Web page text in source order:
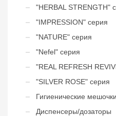
"HERBAL STRENGTH"
"IMPRESSION" серия
"NATURE" серия
"Nefel" cерия
"REAL REFRESH
"SILVER ROSE" серия
Гигиенические мешочки
Диспенсеры/дозаторы